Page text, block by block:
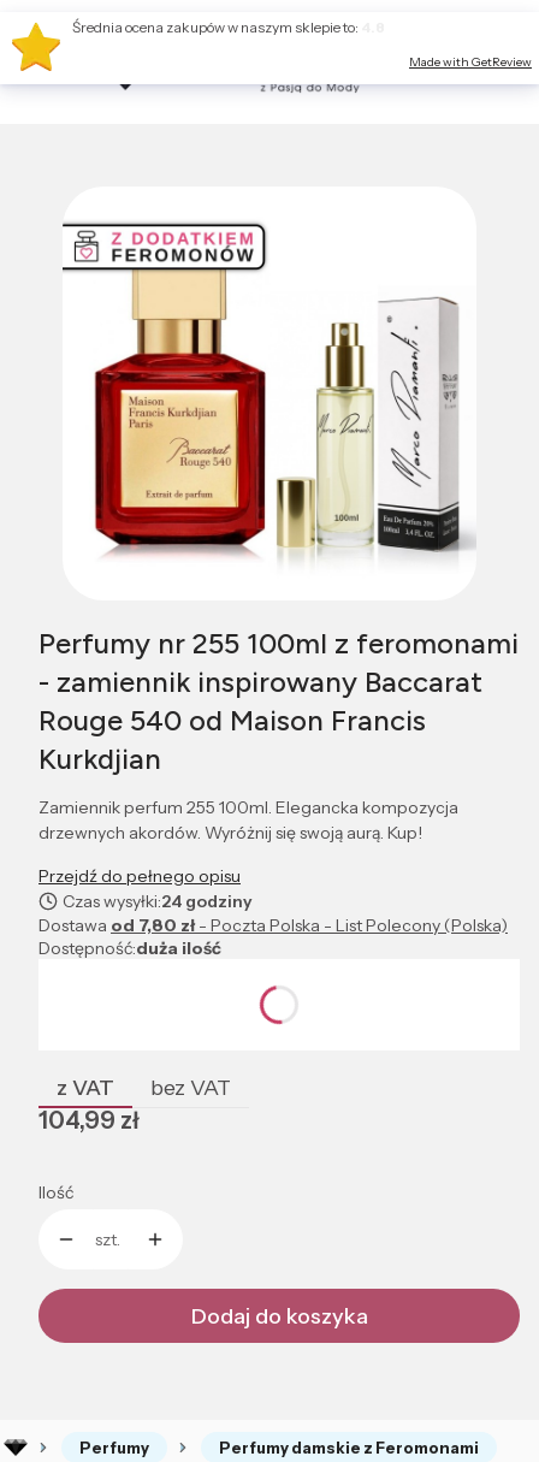
Perfumy nr 255 100ml z feromonami
- zamiennik inspirowany Baccarat
Rouge 540 od Maison Francis
Kurkdjian
Zamiennik perfum 255 100ml. Elegancka kompozycja
drzewnych akordów. Wyróżnij się swoją aurą. Kup!
Przejdź do pełnego opisu
Czas wysyłki:24 godziny
Dostawa od 7,80 zł- Poczta Polska - List Polecony (Polska)
Dostępność:duża ilość
Poszczególne warianty mogą różnić się ceną
z VAT bez VAT
Cena
104,99 zł
Ilość
szt.
Dodaj do koszyka
Perfumy Perfumy damskie z Feromonami
Średnia ocena zakupów w naszym sklepie to:
Made with GetReview